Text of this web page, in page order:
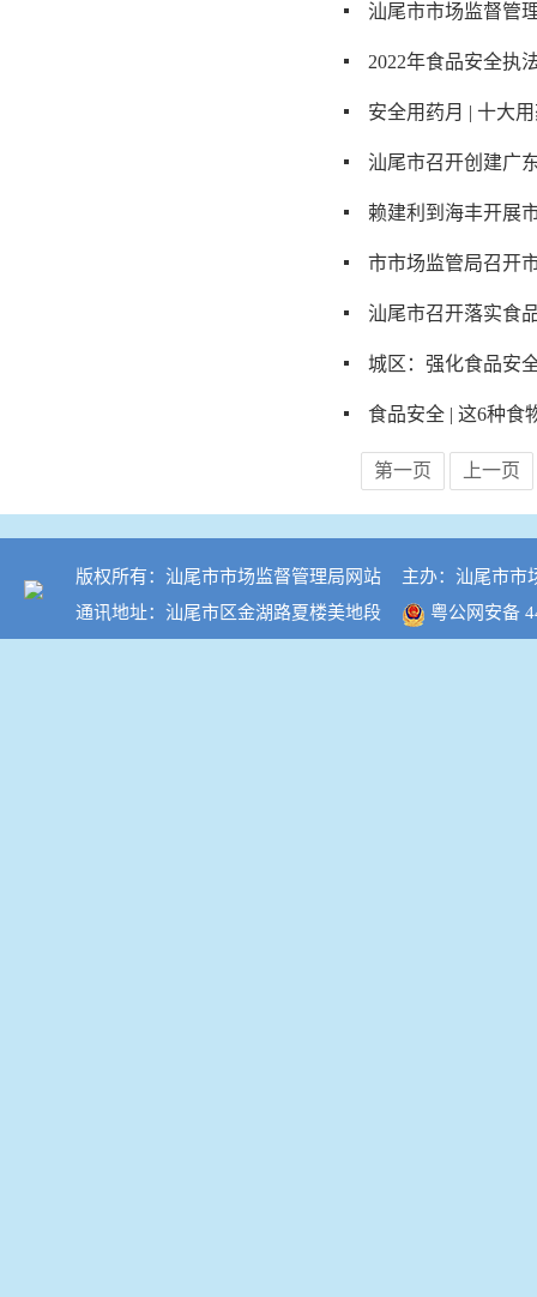
汕尾市市场监督管
2022年食品安全执
安全用药月 | 十大
汕尾市召开创建广
赖建利到海丰开展
市市场监管局召开
汕尾市召开落实食
城区：强化食品安
食品安全 | 这6种食
第一页 上一页
版权所有：汕尾市市场监督管理局网站
主办：汕尾市市
通讯地址：汕尾市区金湖路夏楼美地段
粤公网安备